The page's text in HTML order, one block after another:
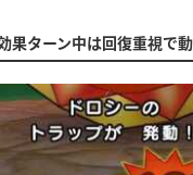
果ターン中は回復重視で動